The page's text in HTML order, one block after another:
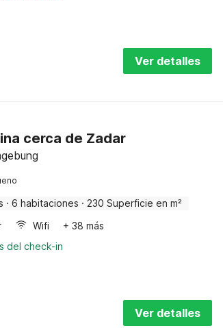
Ver detalles
cerca de Zadar
· 6 habitaciones · 230 Superficie en m²
Wifi
+ 38 más
del check-in
Ver detalles